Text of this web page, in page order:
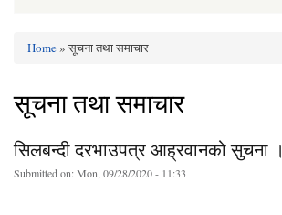
You are here
Home» सूचना तथा समाचार
सूचना तथा समाचार
सिलबन्दी दरभाउपत्र आह्रवानको सुचना ।
Submitted on:Mon, 09/28/2020 - 11:33